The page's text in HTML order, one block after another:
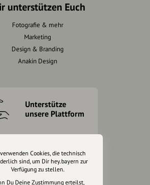
unterstützen Euch
Fotografie & mehr
Marketing
Design & Branding
Anakin Design
Unterstütze
unsere Plattform
für unsere Region und
die uns besuchen
Cookies, die technisch
sind, um Dir hey.bayern zur
Verfügung zu stellen.
Du Deine Zustimmung erteilst,